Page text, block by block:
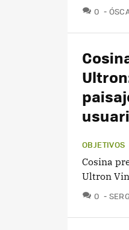
0
OBJETIVOS
Cosina
Ultron
0